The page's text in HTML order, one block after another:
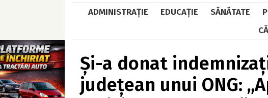
ADMINISTRAȚIE EDUCAȚIE SĂNĂTATE
Și-a donat
județean unui ONG: